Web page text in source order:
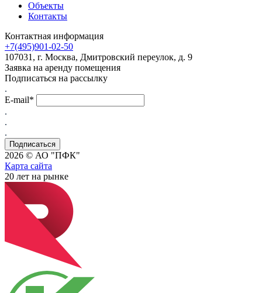
Объекты
Контакты
Контактная информация
+7(495)901-02-50
107031, г. Москва, Дмитровский переулок, д. 9
Заявка на аренду помещения
Подписаться на рассылку
.
E-mail*
.
.
.
2026 © АО "ПФК"
Карта сайта
20 лет на рынке